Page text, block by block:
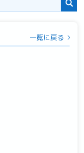
一覧に戻る